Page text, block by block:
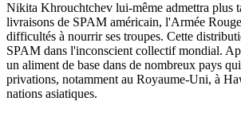
Nikita Khrouchtchev lui-même admettra plus
livraisons de SPAM américain, l'Armée
difficultés à nourrir ses troupes. Cette
SPAM dans l'inconscient collectif mondial.
un aliment de base dans de nombreux pays
privations, notamment au Royaume-Uni, à
nations asiatiques.